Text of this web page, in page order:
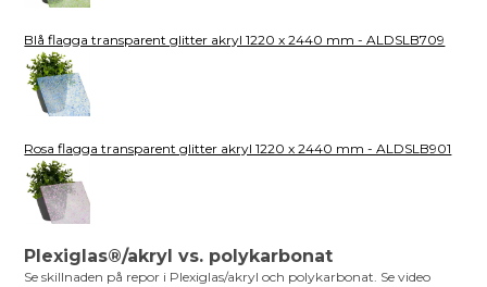
Blå flagga transparent glitter akryl 1220 x 2440 mm - ALDSLB709
Rosa flagga transparent glitter akryl 1220 x 2440 mm - ALDSLB901
Plexiglas®/akryl vs. polykarbonat
Se skillnaden på repor i Plexiglas/akryl och polykarbonat. Se video